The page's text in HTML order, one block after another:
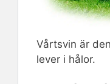
Vårtsvin är
lever i hålor.